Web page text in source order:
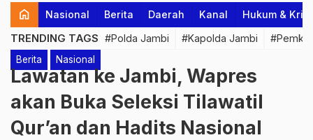
home Nasional Berita Daerah Kanal Hukum &
TRENDING TAGS #Polda Jambi #Kapolda Jambi
Berita Nasional
Lawatan ke Jambi, Wapres
akan Buka Seleksi Tilawatil
Qur’an dan Hadits Nasional